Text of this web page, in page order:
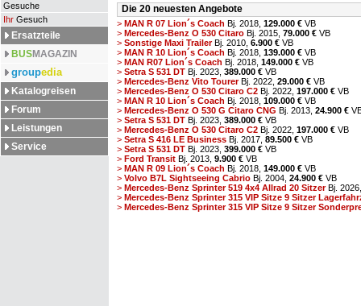
Gesuche
Ihr Gesuch
Ersatzteile
BUSMAGAZIN
groupedia
Katalogreisen
Forum
Leistungen
Service
Die 20 neuesten Angebote
> MAN R 07 Lion´s Coach Bj. 2018, 129.000 € VB
> Mercedes-Benz O 530 Citaro Bj. 2015, 79.000 € VB
> Sonstige Maxi TrailerBj. 2010, 6.900 € VB
> MAN R 10 Lion´s Coach Bj. 2018, 139.000 € VB
> MAN R07 Lion´s Coach Bj. 2018, 149.000 € VB
> Setra S 531 DT Bj. 2023, 389.000 € VB
> Mercedes-Benz Vito TourerBj. 2022, 29.000 € VB
> Mercedes-Benz O 530 Citaro C2 Bj. 2022, 197.000 € VB
> MAN R 10 Lion´s Coach Bj. 2018, 109.000 € VB
> Mercedes-Benz O 530 G Citaro CNG Bj. 2013, 24.900 €
> Setra S 531 DT Bj. 2023, 389.000 € VB
> Mercedes-Benz O 530 Citaro C2 Bj. 2022, 197.000 € VB
> Setra S 416 LE Business Bj. 2017, 89.500 € VB
> Setra S 531 DT Bj. 2023, 399.000 € VB
> Ford Transit Bj. 2013, 9.900 € VB
> MAN R 09 Lion´s Coach Bj. 2018, 149.000 € VB
> Volvo B7L Sightseeing Cabrio Bj. 2004, 24.900 € VB
> Mercedes-Benz Sprinter 519 4x4 Allrad 20 SitzerBj.
> Mercedes-Benz Sprinter 315 VIP Sitze 9 Sitzer
> Mercedes-Benz Sprinter 315 VIP Sitze 9 Sitzer